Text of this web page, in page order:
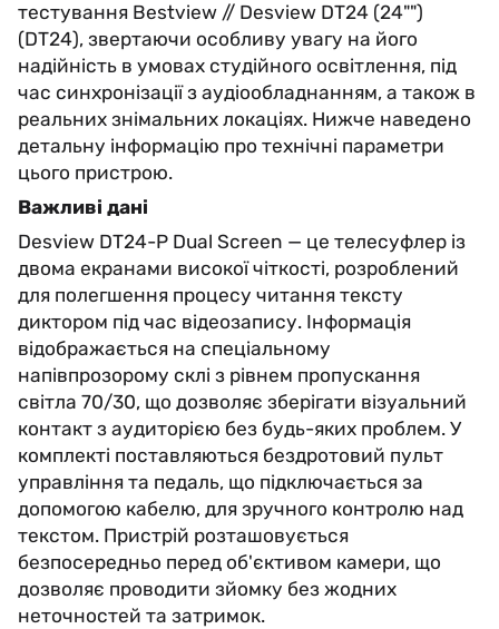
тестування Bestview // Desview DT24 (24"")
(DT24), звертаючи особливу увагу на його
надійність в умовах студійного освітлення, під
час синхронізації з аудіообладнанням, а також в
реальних знімальних локаціях. Нижче наведено
детальну інформацію про технічні параметри
цього пристрою.
Важливі дані
Desview DT24-P Dual Screen — це телесуфлер із
двома екранами високої чіткості, розроблений
для полегшення процесу читання тексту
диктором під час відеозапису. Інформація
відображається на спеціальному
напівпрозорому склі з рівнем пропускання
світла 70/30, що дозволяє зберігати візуальний
контакт з аудиторією без будь-яких проблем. У
комплекті поставляються бездротовий пульт
управління та педаль, що підключається за
допомогою кабелю, для зручного контролю над
текстом. Пристрій розташовується
безпосередньо перед об'єктивом камери, що
дозволяє проводити зйомку без жодних
неточностей та затримок.